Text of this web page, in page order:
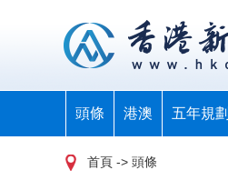
頭條 港澳 五年規劃
首頁 -> 頭條